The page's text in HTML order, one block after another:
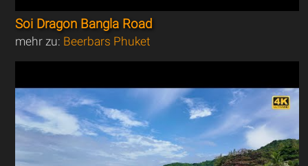
Soi Dragon Bangla Road
mehr zu: Beerbars Phuket